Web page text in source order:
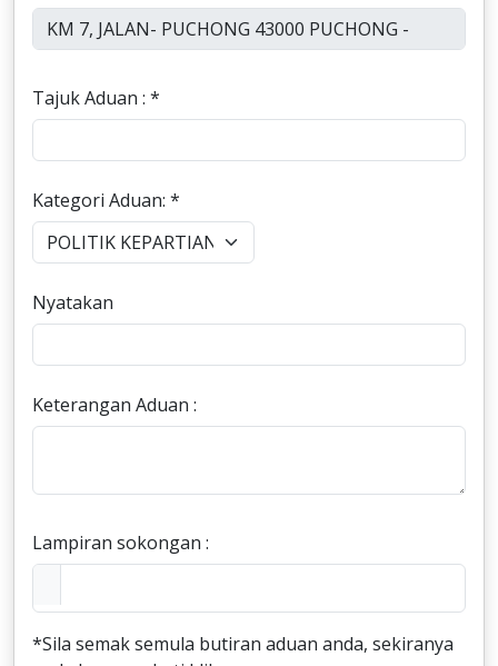
Tajuk Aduan : *
Kategori Aduan: *
Nyatakan
Keterangan Aduan :
Lampiran sokongan :
*Sila semak semula butiran aduan anda, sekiranya